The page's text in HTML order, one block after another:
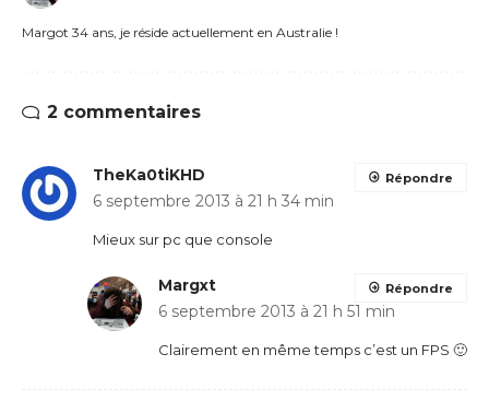
Margot 34 ans, je réside actuellement en Australie !
2 commentaires
TheKa0tiKHD
6 septembre 2013 à 21 h 34 min
Mieux sur pc que console
Répondre
Margxt
6 septembre 2013 à 21 h 51 min
Clairement en même temps c’est un FPS 🙂
Répondre